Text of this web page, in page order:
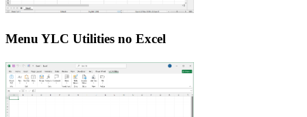
Menu YLC Utilities no Excel